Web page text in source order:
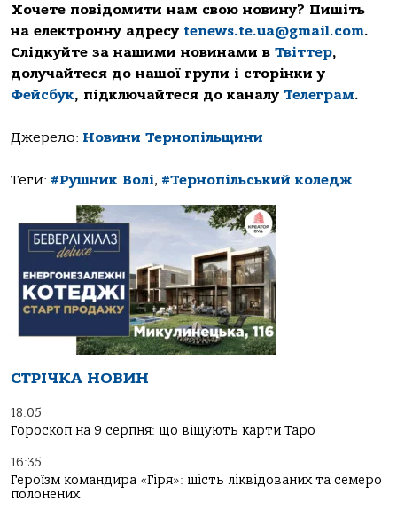
Хочете повідомити нам свою новину? Пишіть
на електронну адресу tenews.te.ua@gmail.com.
Слідкуйте за нашими новинами в Твіттер,
долучайтеся до нашої групи і сторінки у
Фейсбук, підключайтеся до каналу Телеграм.
Джерело: Новини Тернопільщини
Теги: #Рушник Волі, #Тернопільський коледж
СТРІЧКА НОВИН
18:05
Гороскоп на 9 серпня: що віщують карти Таро
16:35
Героїзм командира «Гіря»: шість ліквідованих та семеро
полонених